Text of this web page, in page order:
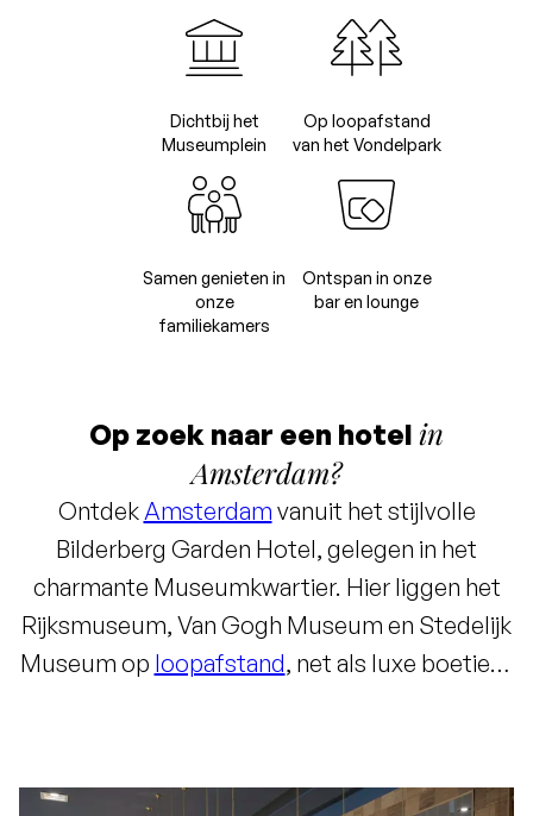
Dichtbij het
Museumplein
Op loopafstand
van het Vondelpark
Samen genieten in
onze
familiekamers
Ontspan in onze
bar en lounge
Op zoek naar een hotel in
Amsterdam?
OntdekAmsterdam vanuit het stijlvolle
Bilderberg Garden Hotel, gelegen in het
charmante Museumkwartier. Hier liggen het
Rijksmuseum, Van Gogh Museum en Stedelijk
Museum op loopafstand, net als luxe boetieks